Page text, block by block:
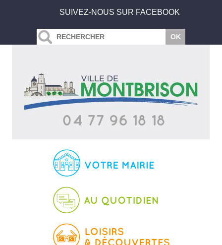
SUIVEZ-NOUS SUR FACEBOOK